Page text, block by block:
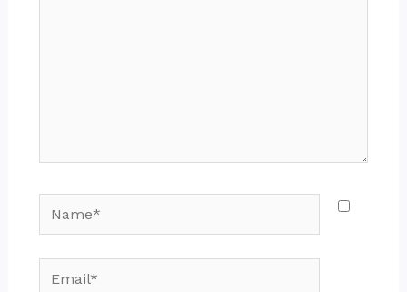
Name*
Email*